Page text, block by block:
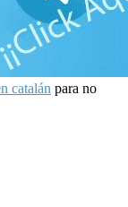
catalán para no